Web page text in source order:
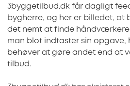
3byggetilbud.dk får dagligt
bygherre, og her er billedet, at
det nemt at finde
man blot indtaster sin opgave,
behøver at gøre andet end at
tilbud.